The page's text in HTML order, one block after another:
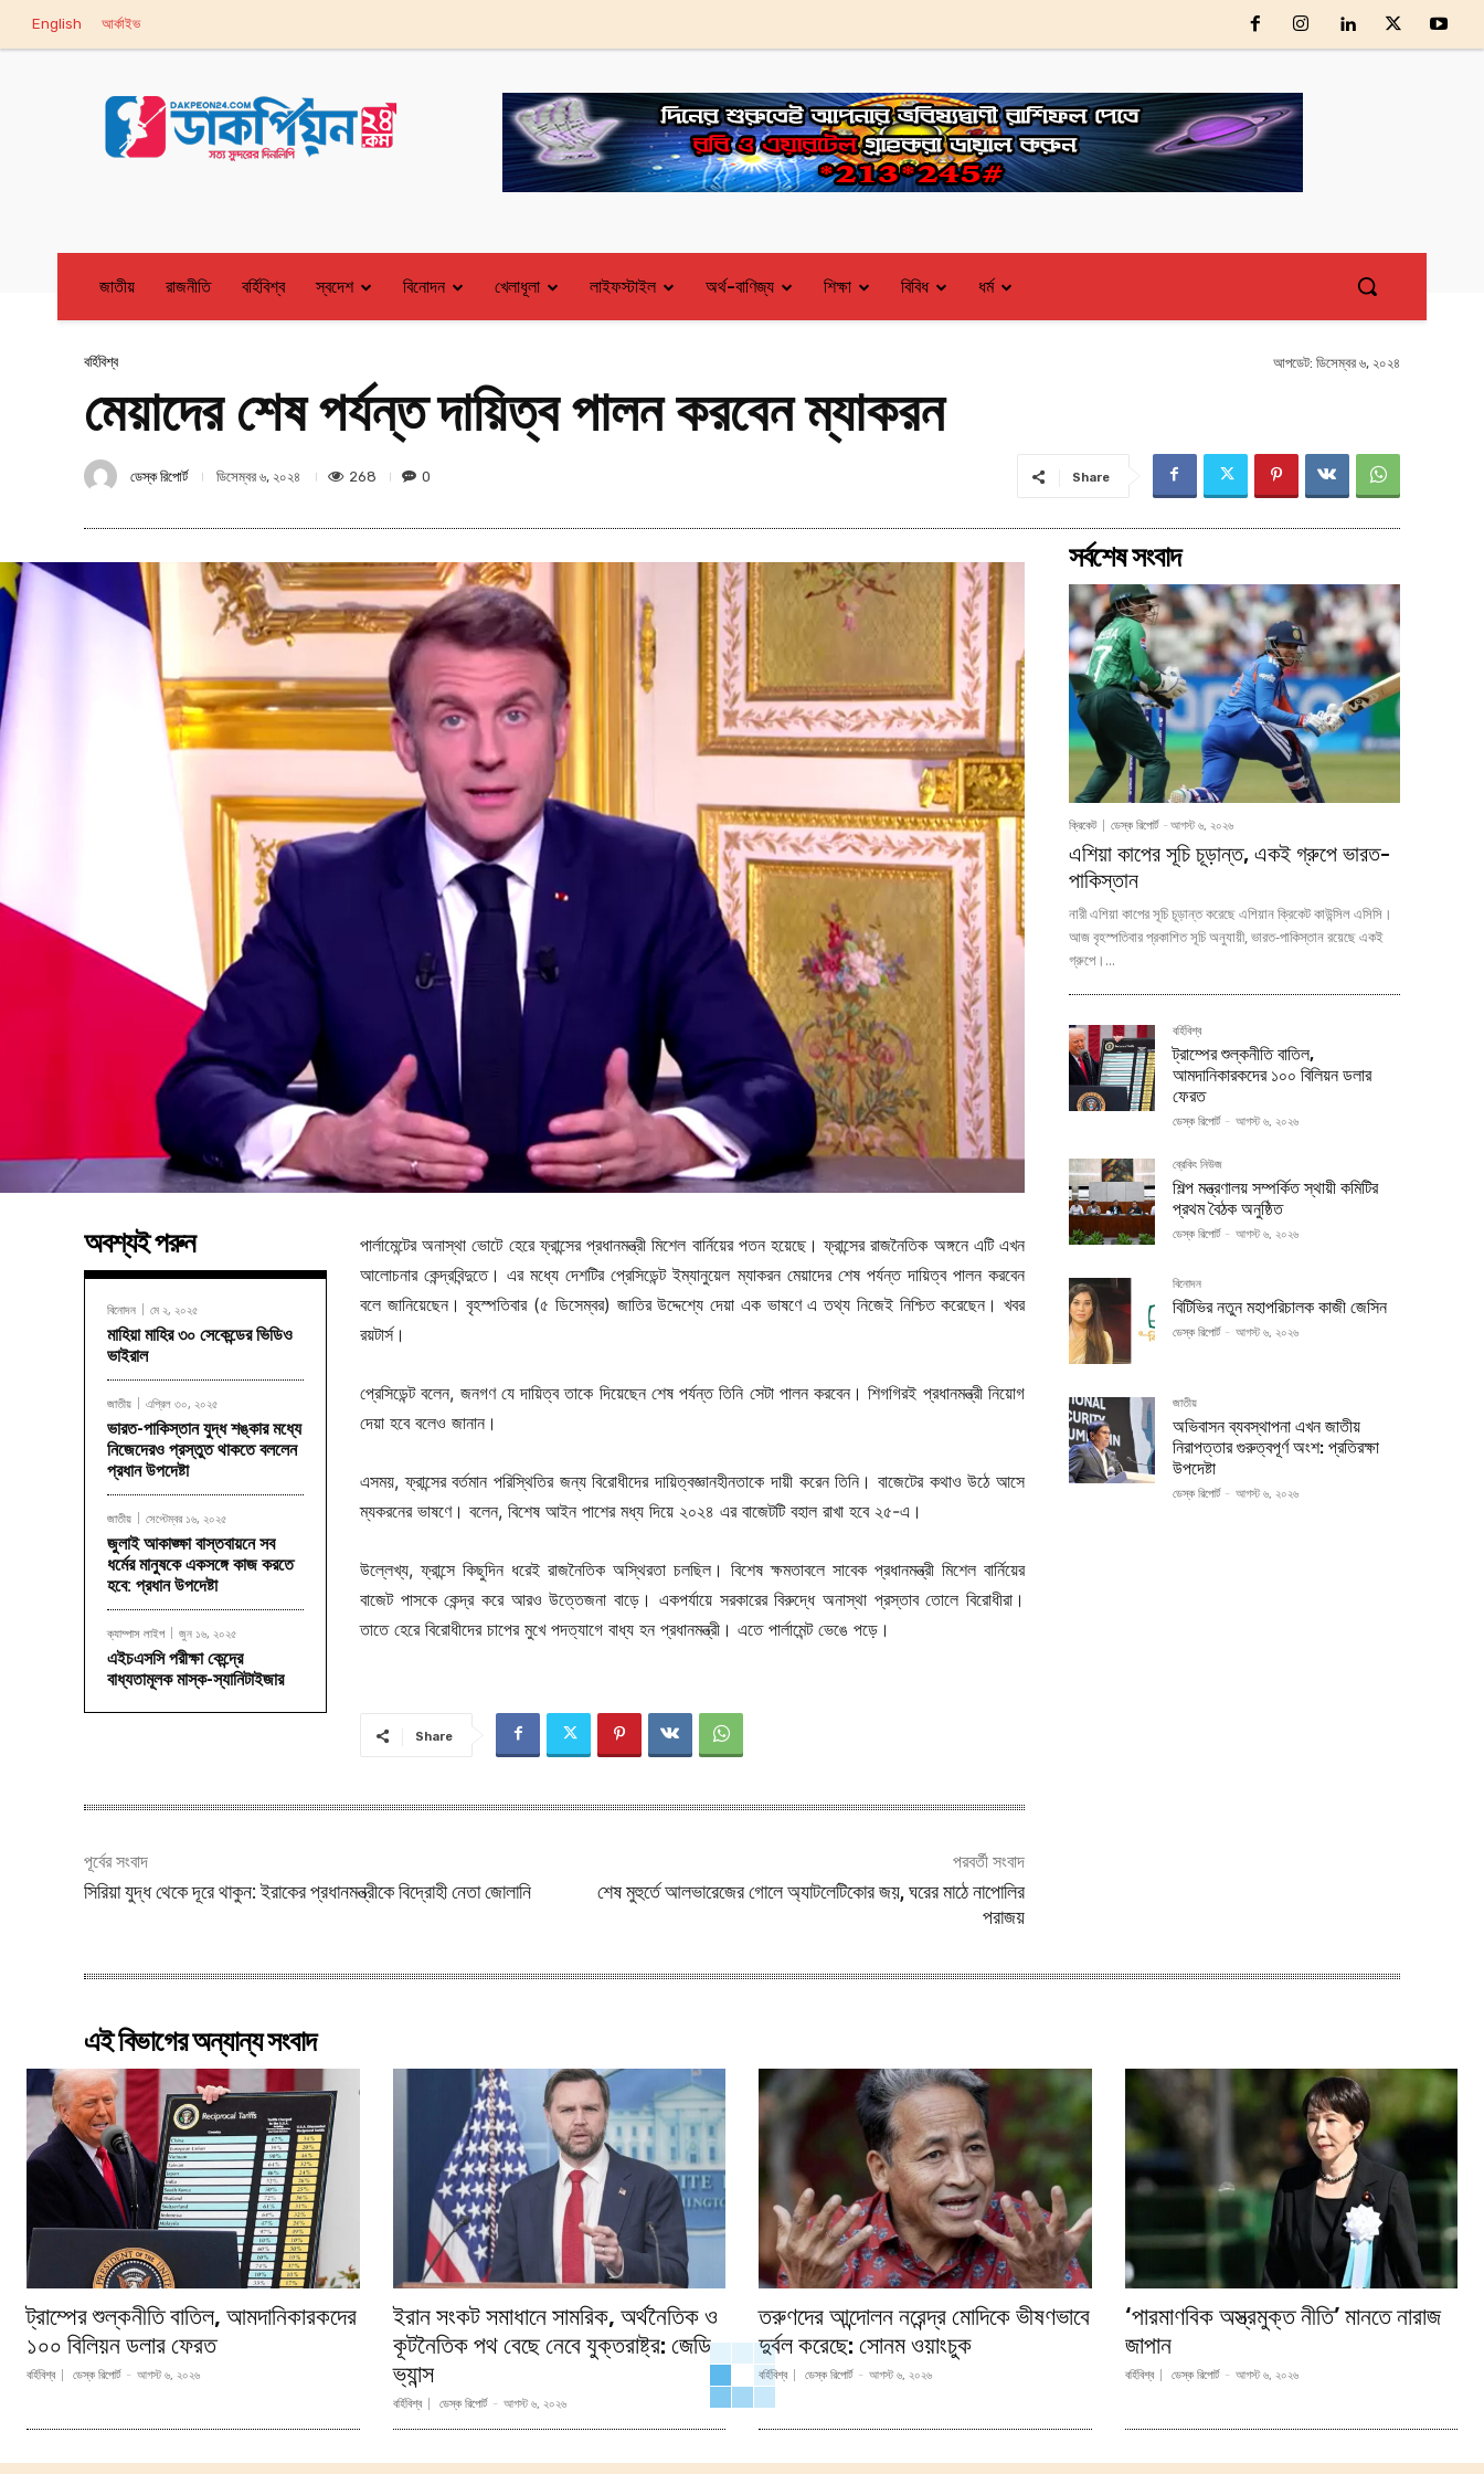
English আর্কাইভ
জাতীয় রাজনীতি বর্হিবিশ্ব স্বদেশ বিনোদন খেলাধূলা লাইফস্টাইল অর্থ-বাণিজ্য শিক্ষা বিবিধ ধর্ম
বর্হিবিশ্ব আপডেট: ডিসেম্বর ৬, ২০২৪
মেয়াদের শেষ পর্যন্ত দায়িত্ব পালন করবেন ম্যাকরন
ডেস্ক রিপোর্ট ডিসেম্বর ৬, ২০২৪ 268 0 Share
অবশ্যই পরুন
বিনোদন মে ২, ২০২৫
মাহিয়া মাহির ৩০ সেকেন্ডের ভিডিও
ভাইরাল
জাতীয় এপ্রিল ৩০, ২০২৫
ভারত-পাকিস্তান যুদ্ধ শঙ্কার মধ্যে
নিজেদেরও প্রস্তুত থাকতে বললেন
প্রধান উপদেষ্টা
জাতীয় সেপ্টেম্বর ১৬, ২০২৫
জুলাই আকাঙ্ক্ষা বাস্তবায়নে সব
ধর্মের মানুষকে একসঙ্গে কাজ করতে
হবে: প্রধান উপদেষ্টা
ক্যাম্পাস লাইপ জুন ১৬, ২০২৫
এইচএসসি পরীক্ষা কেন্দ্রে
বাধ্যতামূলক মাস্ক-স্যানিটাইজার
পার্লামেন্টের অনাস্থা ভোটে হেরে ফ্রান্সের প্রধানমন্ত্রী মিশেল বার্নিয়ের পতন হয়েছে। ফ্রান্সের রাজনৈতিক অঙ্গনে এটি এখন
আলোচনার কেন্দ্রবিন্দুতে। এর মধ্যে দেশটির প্রেসিডেন্ট ইম্যানুয়েল ম্যাকরন মেয়াদের শেষ পর্যন্ত দায়িত্ব পালন করবেন
বলে জানিয়েছেন। বৃহস্পতিবার (৫ ডিসেম্বর) জাতির উদ্দেশ্যে দেয়া এক ভাষণে এ তথ্য নিজেই নিশ্চিত করেছেন। খবর
রয়টার্স।
প্রেসিডেন্ট বলেন, জনগণ যে দায়িত্ব তাকে দিয়েছেন শেষ পর্যন্ত তিনি সেটা পালন করবেন। শিগগিরই প্রধানমন্ত্রী নিয়োগ
দেয়া হবে বলেও জানান।
এসময়, ফ্রান্সের বর্তমান পরিস্থিতির জন্য বিরোধীদের দায়িত্বজ্ঞানহীনতাকে দায়ী করেন তিনি। বাজেটের কথাও উঠে আসে
ম্যকরনের ভাষণে। বলেন, বিশেষ আইন পাশের মধ্য দিয়ে ২০২৪ এর বাজেটটি বহাল রাখা হবে ২৫-এ।
উল্লেখ্য, ফ্রান্সে কিছুদিন ধরেই রাজনৈতিক অস্থিরতা চলছিল। বিশেষ ক্ষমতাবলে সাবেক প্রধানমন্ত্রী মিশেল বার্নিয়ের
বাজেট পাসকে কেন্দ্র করে আরও উত্তেজনা বাড়ে। একপর্যায়ে সরকারের বিরুদ্ধে অনাস্থা প্রস্তাব তোলে বিরোধীরা।
তাতে হেরে বিরোধীদের চাপের মুখে পদত্যাগে বাধ্য হন প্রধানমন্ত্রী। এতে পার্লামেন্ট ভেঙে পড়ে।
Share
পূর্বের সংবাদ
সিরিয়া যুদ্ধ থেকে দূরে থাকুন: ইরাকের প্রধানমন্ত্রীকে বিদ্রোহী নেতা জোলানি
পরবর্তী সংবাদ
শেষ মুহুর্তে আলভারেজের গোলে অ্যাটলেটিকোর জয়, ঘরের মাঠে নাপোলির
পরাজয়
সর্বশেষ সংবাদ
ক্রিকেট ডেস্ক রিপোর্ট - আগস্ট ৬, ২০২৬
এশিয়া কাপের সূচি চূড়ান্ত, একই গ্রুপে ভারত-
পাকিস্তান
নারী এশিয়া কাপের সূচি চূড়ান্ত করেছে এশিয়ান ক্রিকেট কাউন্সিল এসিসি।
আজ বৃহস্পতিবার প্রকাশিত সূচি অনুযায়ী, ভারত-পাকিস্তান রয়েছে একই
গ্রুপে।...
বর্হিবিশ্ব
ট্রাম্পের শুল্কনীতি বাতিল,
আমদানিকারকদের ১০০ বিলিয়ন ডলার
ফেরত
ডেস্ক রিপোর্ট - আগস্ট ৬, ২০২৬
ব্রেকিং নিউজ
শিল্প মন্ত্রণালয় সম্পর্কিত স্থায়ী কমিটির
প্রথম বৈঠক অনুষ্ঠিত
ডেস্ক রিপোর্ট - আগস্ট ৬, ২০২৬
বিনোদন
বিটিভির নতুন মহাপরিচালক কাজী জেসিন
ডেস্ক রিপোর্ট - আগস্ট ৬, ২০২৬
জাতীয়
অভিবাসন ব্যবস্থাপনা এখন জাতীয়
নিরাপত্তার গুরুত্বপূর্ণ অংশ: প্রতিরক্ষা
উপদেষ্টা
ডেস্ক রিপোর্ট - আগস্ট ৬, ২০২৬
এই বিভাগের অন্যান্য সংবাদ
ট্রাম্পের শুল্কনীতি বাতিল, আমদানিকারকদের
১০০ বিলিয়ন ডলার ফেরত
বর্হিবিশ্ব ডেস্ক রিপোর্ট - আগস্ট ৬, ২০২৬
ইরান সংকট সমাধানে সামরিক, অর্থনৈতিক ও
কূটনৈতিক পথ বেছে নেবে যুক্তরাষ্ট্র: জেডি
ভ্যান্স
বর্হিবিশ্ব ডেস্ক রিপোর্ট - আগস্ট ৬, ২০২৬
তরুণদের আন্দোলন নরেন্দ্র মোদিকে ভীষণভাবে
দুর্বল করেছে: সোনম ওয়াংচুক
বর্হিবিশ্ব ডেস্ক রিপোর্ট - আগস্ট ৬, ২০২৬
‘পারমাণবিক অস্ত্রমুক্ত নীতি’ মানতে নারাজ
জাপান
বর্হিবিশ্ব ডেস্ক রিপোর্ট - আগস্ট ৬, ২০২৬